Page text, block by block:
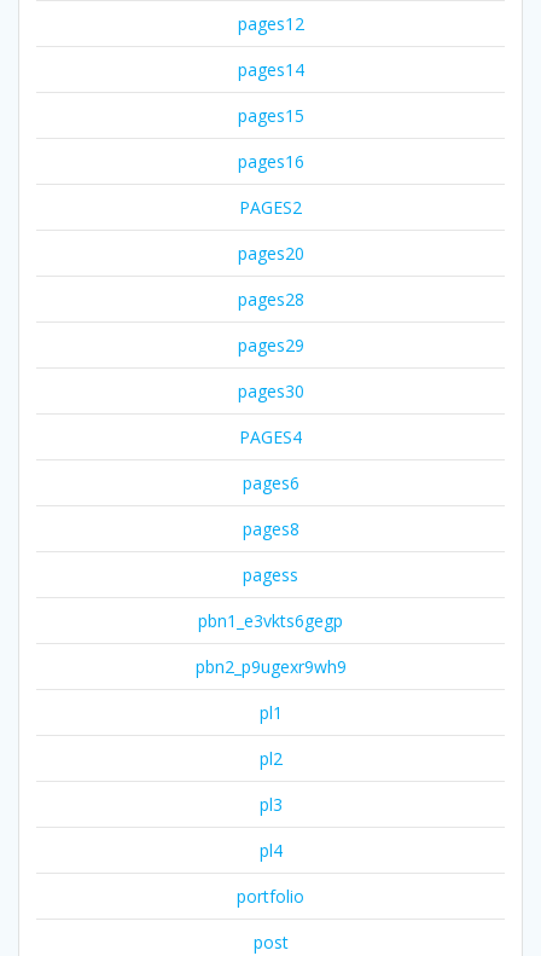
pages12
pages14
pages15
pages16
PAGES2
pages20
pages28
pages29
pages30
PAGES4
pages6
pages8
pagess
pbn1_e3vkts6gegp
pbn2_p9ugexr9wh9
pl1
pl2
pl3
pl4
portfolio
post